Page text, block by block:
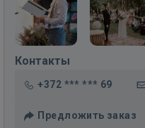
Контакты
+372 *** *** 69
Предложить заказ